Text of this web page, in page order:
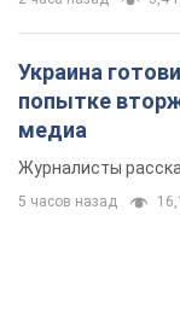
Украина
попытке
медиа
Журналисты
5 часов назад